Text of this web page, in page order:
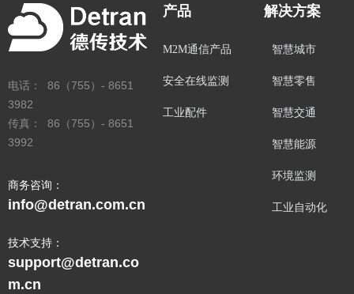
电话： 86（755）- 8651
3982
传真： 86（755）- 8651
3992
商务咨询：
info@detran.com.cn
技术支持：
support@detran.co
m.cn
产品
M2M通信产品
安全在线监测
工业配件
智慧城市
智慧零售
智慧交通
智慧能源
环境监测
工业自动化
解决方案